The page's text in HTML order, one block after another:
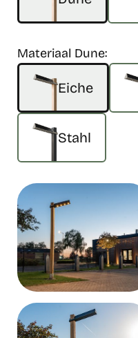
Materiaal Dune:
Eiche
Stahl